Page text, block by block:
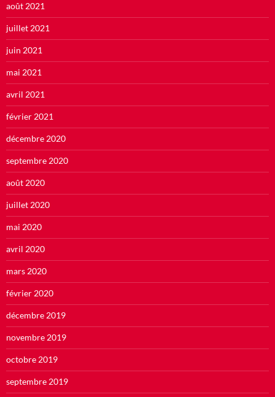
août 2021
juillet 2021
juin 2021
mai 2021
avril 2021
février 2021
décembre 2020
septembre 2020
août 2020
juillet 2020
mai 2020
avril 2020
mars 2020
février 2020
décembre 2019
novembre 2019
octobre 2019
septembre 2019